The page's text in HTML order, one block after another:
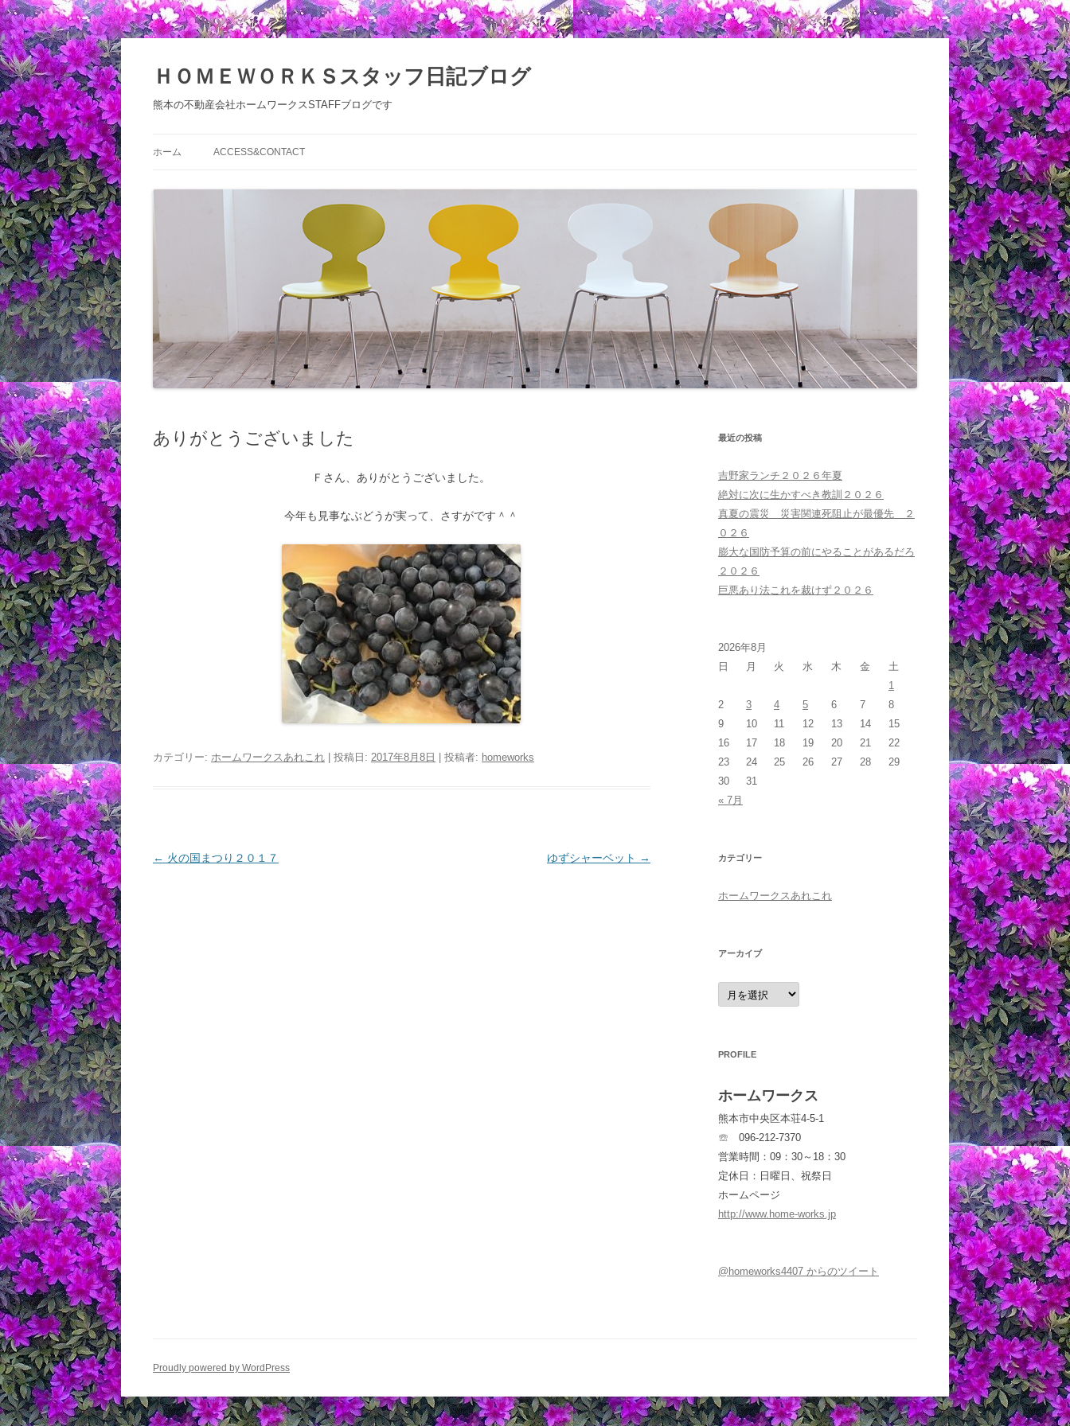
ン
ツ
へ
ス
ＨＯＭＥＷＯＲＫＳスタッフ日記ブログ
熊本の不動産会社ホームワークスSTAFFブログです
ホーム ACCESS&CONTACT
ありがとうございました
Ｆさん、ありがとうございました。
今年も見事なぶどうが実って、さすがです＾＾
カテゴリー: ホームワークスあれこれ | 投稿日: 2017年8月8日 投稿者: homeworks
投
← 火の国まつり２０１７ ゆずシャーベット →
最近の投稿
吉野家ランチ２０２６年夏
絶対に次に生かすべき教訓２０２６
真夏の震災 災害関連死阻止が最優先 ２
０２６
膨大な国防予算の前にやることがあるだろ
２０２６
巨悪あり法これを裁けず２０２６
2026年8月
日
月 火 水 木 金
土
1
2
3 4 5 6 7
8
9
10 11 12 13 14
15
16
17 18 19 20 21
22
23
24 25 26 27 28
29
30
31
« 7月
カテゴリー
ホームワークスあれこれ
アーカイブ
ア
ー
カ
PROFILE
ホームワークス
熊本市中央区本荘4-5-1
☏ 096-212-7370
営業時間：09：30～18：30
定休日：日曜日、祝祭日
ホームページ
http://www.home-works.jp
@homeworks4407 からのツイート
Proudly powered by WordPress